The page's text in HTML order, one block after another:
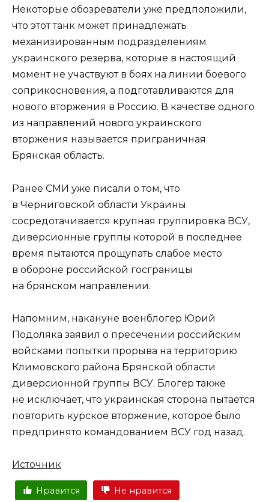
Некоторые обозреватели уже предположили,
что этот танк может принадлежать
механизированным подразделениям
украинского резерва, которые в настоящий
момент не участвуют в боях на линии боевого
соприкосновения, а подготавливаются для
нового вторжения в Россию. В качестве одного
из направлений нового украинского
вторжения называется приграничная
Брянская область.
Ранее СМИ уже писали о том, что
в Черниговской области Украины
сосредотачивается крупная группировка ВСУ,
диверсионные группы которой в последнее
время пытаются прощупать слабое место
в обороне российской госграницы
на брянском направлении.
Напомним, накануне военблогер Юрий
Подоляка заявил о пресечении российским
войсками попытки прорыва на территорию
Климовского района Брянской области
диверсионной группы ВСУ. Блогер также
не исключает, что украинская сторона пытается
повторить курское вторжение, которое было
предпринято командованием ВСУ год назад.
Источник
Нравится Не нравится